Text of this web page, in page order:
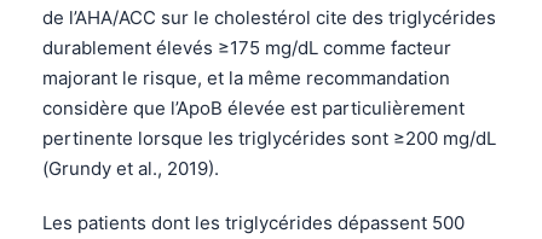
de l’AHA/ACC sur le cholestérol cite des triglycérides
durablement élevés ≥175 mg/dL comme facteur
majorant le risque, et la même recommandation
considère que l’ApoB élevée est particulièrement
pertinente lorsque les triglycérides sont ≥200 mg/dL
(Grundy et al., 2019).
Les patients dont les triglycérides dépassent 500
Gàidhlig
Occitan
العربية المغربية
Afrikaans
Монгол
ພາສາລາວ